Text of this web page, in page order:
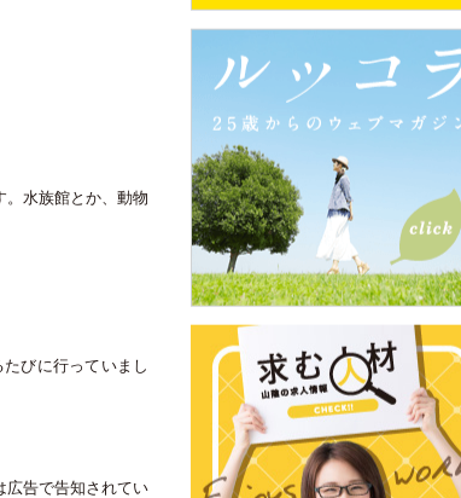
。水族館とか、動物
びに行っていまし
広告で告知されてい